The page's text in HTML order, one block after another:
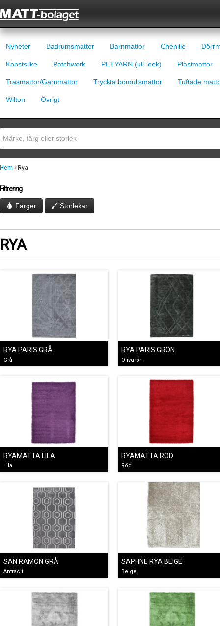
Nyheter Badrumsmattor Barnmattor Chenille
Konstsilke Patchwork PETYARN (ull-look) Plastmattor
Trasmattor/Garnmattor Tryckta bomullsmattor Tuftade
Wilton Övrigt
Hem › Rya
Filtrering
Färger Storlekar
RYA
RYA PARIS GRÅ
Grå
RYA PARIS GRÖN
Olivgrön
RYAMATTA LILA
Lila
RYAMATTA RÖD
Röd
SAN RAMON GRÅ
Antracit
SAPHNE RYA BEIGE
Beige